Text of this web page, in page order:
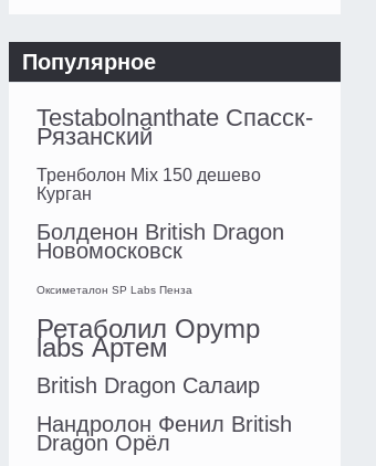
Популярное
Testabolnanthate Спасск-
Рязанский
Тренболон Mix 150 дешево
Курган
Болденон British Dragon
Новомосковск
Оксиметалон SP Labs Пенза
Ретаболил Opymp
labs Артем
British Dragon Салаир
Нандролон Фенил British
Dragon Орёл